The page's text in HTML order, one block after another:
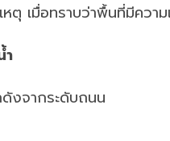
เมื่อทราบว่าพื้นที่มีควา
ำ
งจากระดับถนน